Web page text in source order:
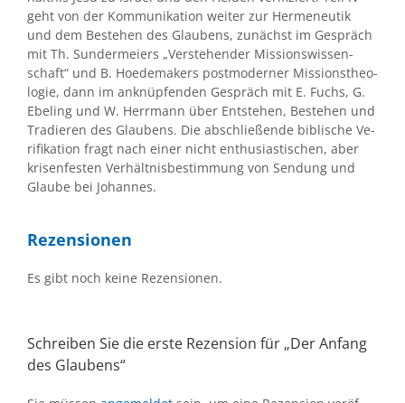
geht von der Kom­mu­ni­ka­ti­on wei­ter zur Her­me­neu­tik
und dem Be­stehen des Glau­bens, zu­nächst im Ge­spräch
mit Th. Sun­dermei­ers „Ver­ste­hen­der Mis­si­ons­wis­sen­
schaft“ und B. Hoede­ma­kers post­mo­der­ner Mis­si­ons­theo­
lo­gie, dann im an­knüp­fen­den Ge­spräch mit E. Fuchs, G.
Ebe­l­ing und W. Herr­mann über Ent­ste­hen, Be­stehen und
Tra­die­ren des Glau­bens. Die ab­schlie­ßen­de bi­bli­sche Ve­
ri­fi­ka­ti­on fragt nach ei­ner nicht en­thu­si­as­ti­schen, aber
kri­sen­fes­ten Ver­hält­nis­be­stim­mung von Sen­dung und
Glau­be bei Jo­han­nes.
Re­zen­sio­nen
Es gibt noch kei­ne Re­zen­sio­nen.
Schrei­ben Sie die ers­te Re­zen­si­on für „Der An­fang
des Glau­bens“